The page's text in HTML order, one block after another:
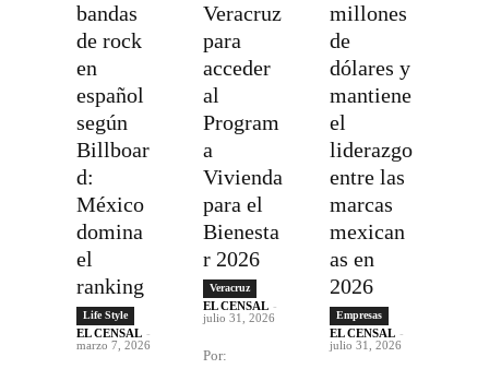
bandas
de rock
en
español
según
Billboar
d:
México
domina
el
ranking
Life Style
EL CENSAL -
marzo 7, 2026
Veracruz
para
acceder
al
Program
a
Vivienda
para el
Bienesta
r 2026
Veracruz
EL CENSAL -
julio 31, 2026
Por:
millones
de
dólares y
mantiene
el
liderazgo
entre las
marcas
mexican
as en
2026
Empresas
EL CENSAL -
julio 31, 2026